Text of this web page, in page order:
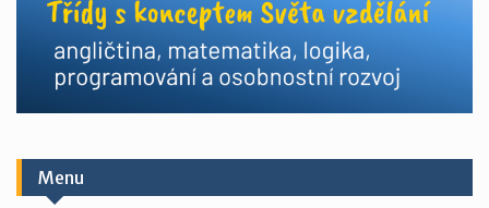
Menu